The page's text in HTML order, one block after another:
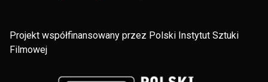
Projekt współfinansowany przez Polski Instytut Sztuki
Filmowej